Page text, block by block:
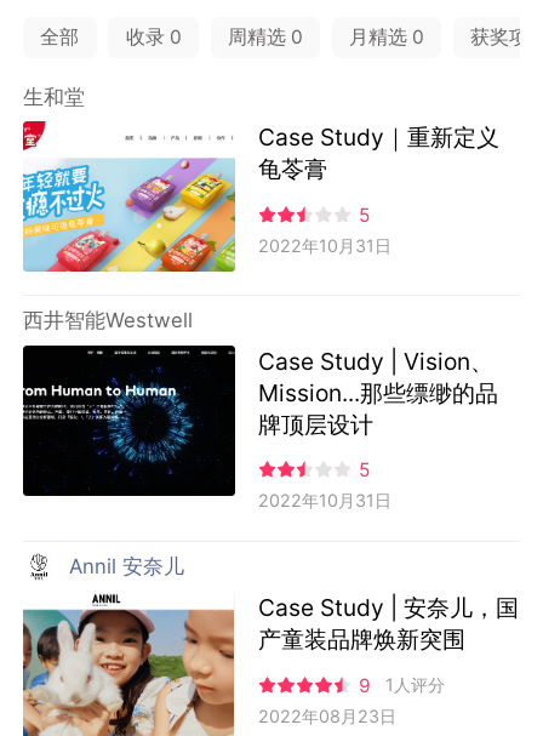
全部 收录 0 周精选 0 月精选 0 获奖项
生和堂
Case Study｜重新定义
龟苓膏
5
2022年10月31日
西井智能Westwell
Case Study | Vision、
Mission...那些缥缈的品
牌顶层设计
5
2022年10月31日
Annil 安奈儿
Case Study | 安奈儿，国
产童装品牌焕新突围
9
1人评分
2022年08月23日